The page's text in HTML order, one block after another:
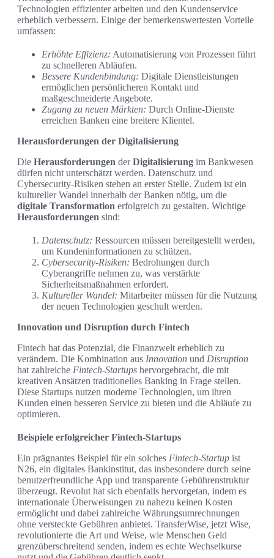
Technologien effizienter arbeiten und den Kundenservice
erheblich verbessern. Einige der bemerkenswertesten Vorteile
umfassen:
Erhöhte Effizienz: Automatisierung von Prozessen führt
zu schnelleren Abläufen.
Bessere Kundenbindung: Digitale Dienstleistungen
ermöglichen persönlicheren Kontakt und
maßgeschneiderte Angebote.
Zugang zu neuen Märkten: Durch Online-Dienste
erreichen Banken eine breitere Klientel.
Herausforderungen der Digitalisierung
Die Herausforderungen derDigitalisierung im Bankwesen
dürfen nicht unterschätzt werden. Datenschutz und
Cybersecurity-Risiken stehen an erster Stelle. Zudem ist ein
kultureller Wandel innerhalb der Banken nötig, um die
digitale Transformation erfolgreich zu gestalten. Wichtige
Herausforderungen sind:
Datenschutz: Ressourcen müssen bereitgestellt werden,
um Kundeninformationen zu schützen.
Cybersecurity-Risiken: Bedrohungen durch
Cyberangriffe nehmen zu, was verstärkte
Sicherheitsmaßnahmen erfordert.
Kultureller Wandel: Mitarbeiter müssen für die Nutzung
der neuen Technologien geschult werden.
Innovation und Disruption durch Fintech
Fintech hat das Potenzial, die Finanzwelt erheblich zu
verändern. Die Kombination aus Innovation und Disruption
hat zahlreiche Fintech-Startups hervorgebracht, die mit
kreativen Ansätzen traditionelles Banking in Frage stellen.
Diese Startups nutzen moderne Technologien, um ihren
Kunden einen besseren Service zu bieten und die Abläufe zu
optimieren.
Beispiele erfolgreicher Fintech-Startups
Ein prägnantes Beispiel für ein solches Fintech-Startup ist
N26, ein digitales Bankinstitut, das insbesondere durch seine
benutzerfreundliche App und transparente Gebührenstruktur
überzeugt. Revolut hat sich ebenfalls hervorgetan, indem es
internationale Überweisungen zu nahezu keinen Kosten
ermöglicht und dabei zahlreiche Währungsumrechnungen
ohne versteckte Gebühren anbietet. TransferWise, jetzt Wise,
revolutionierte die Art und Weise, wie Menschen Geld
grenzüberschreitend senden, indem es echte Wechselkurse